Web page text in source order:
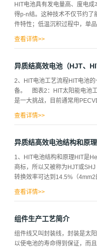
否则良率和设备状况都会受到
池制备过程中，浆料粘度大导
玻双面发电的组件结构进...
HIT电池具有发电量高、度电
得p-n结。这种技术不仅节约了
件特性；低温沉积过程中，单
在一天的中午时分，HIT电池
上，最高可达96%，背面发电
面钝化，大大降低了表面、界
19.5%。（4）高稳定性HIT电
应，从而不会出现类似非晶硅
查看详情>>
异质结高效电池（HJT、
2、HIT电池工艺流程HIT电池
备。 图表2：HIT太阳能电池
是一大挑战，目前通常用
查看详情>>
异质结高效电池结构和原理
1、HIT电池结构和原理HIT是
商标，所以又被称为HJT或
转换效率可达到14.5%（
池的基本构造，其特征是以光
曲，阻挡了电子向正面的移动
于能带弯曲阻挡了空穴向背面
查看详情>>
组件生产工艺简介
组件线又叫封装线，封装是太
以使电池的寿命得到保证，而